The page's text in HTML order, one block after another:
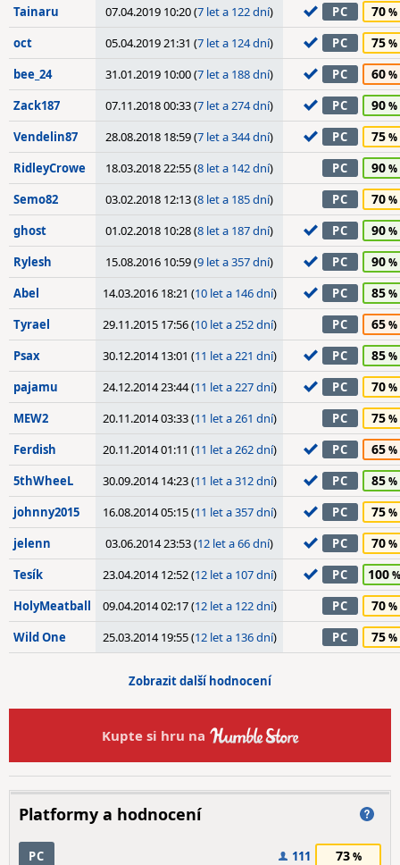
Tainaru 07.04.2019 10:20 (7 let a 122 dní) PC 70
oct 05.04.2019 21:31 (7 let a 124 dní) PC 75
bee_24 31.01.2019 10:00 (7 let a 188 dní) PC 60
Zack187 07.11.2018 00:33 (7 let a 274 dní) PC 90
Vendelin87 28.08.2018 18:59 (7 let a 344 dní) PC 75
RidleyCrowe 18.03.2018 22:55 (8 let a 142 dní) PC 90
Semo82 03.02.2018 12:13 (8 let a 185 dní) PC 70
ghost 01.02.2018 10:28 (8 let a 187 dní) PC 90
Rylesh 15.08.2016 10:59 (9 let a 357 dní) PC 90
Abel 14.03.2016 18:21 (10 let a 146 dní) PC 85
Tyrael 29.11.2015 17:56 (10 let a 252 dní) PC 65
Psax 30.12.2014 13:01 (11 let a 221 dní) PC 85
pajamu 24.12.2014 23:44 (11 let a 227 dní) PC 70
MEW2 20.11.2014 03:33 (11 let a 261 dní) PC 75
Ferdish 20.11.2014 01:11 (11 let a 262 dní) PC 65
5thWheeL 30.09.2014 14:23 (11 let a 312 dní) PC 85
johnny2015 16.08.2014 05:15 (11 let a 357 dní) PC 75
jelenn 03.06.2014 23:53 (12 let a 66 dní) PC 70
Tesík 23.04.2014 12:52 (12 let a 107 dní) PC 100
HolyMeatball 09.04.2014 02:17 (12 let a 122 dní) PC 70
Wild One 25.03.2014 19:55 (12 let a 136 dní) PC 75
Zobrazit další hodnocení
Kupte si hru na
Platformy a hodnocení
PC 111 73